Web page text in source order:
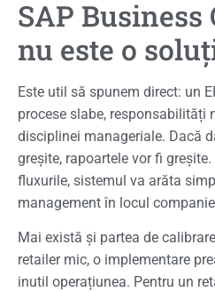
SAP
nu este o
Este util să spunem direct: un
procese slabe, responsabilități
disciplinei manageriale. Dacă
greșite, rapoartele vor fi
fluxurile, sistemul va arăta
management în locul
Mai există și partea de
retailer mic, o implementare
inutil operațiunea. Pentru un